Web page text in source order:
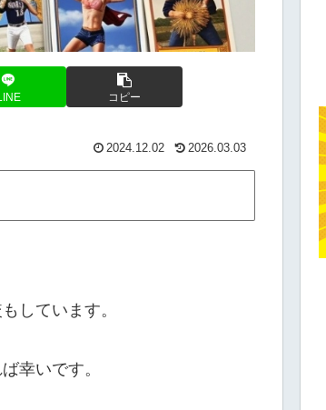
コピー
2024.12.02 2026.03.03
しています。
幸いです。